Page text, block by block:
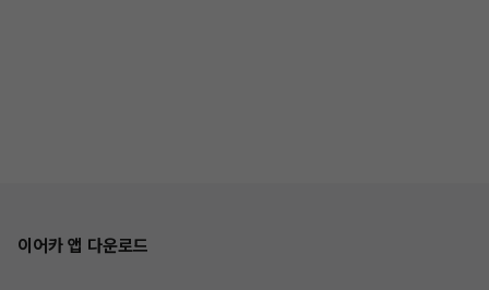
이어카 앱 다운로드